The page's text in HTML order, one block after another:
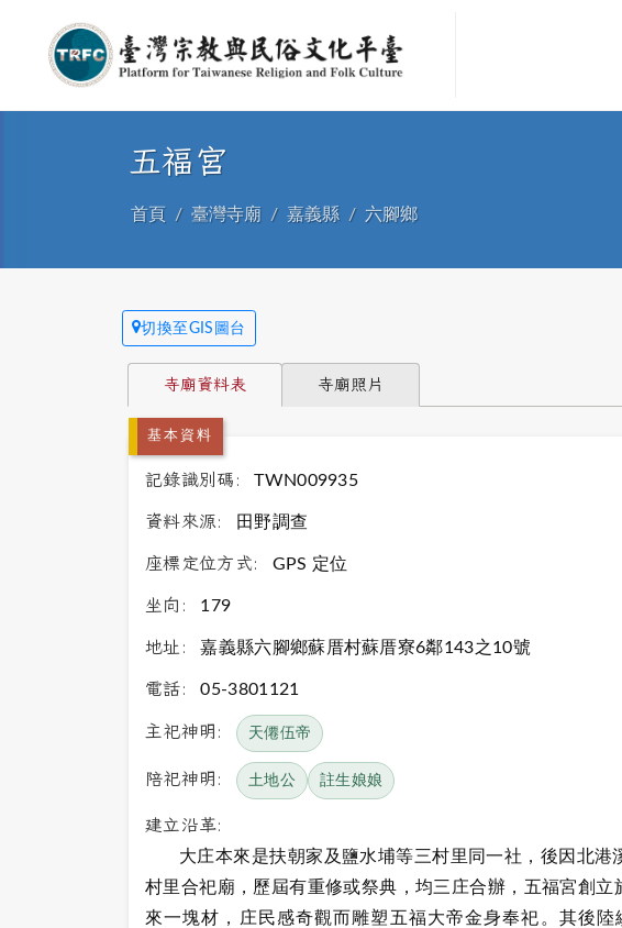
五福宮
首頁 臺灣寺廟 嘉義縣 六腳鄉
切換至GIS圖台
寺廟資料表 寺廟照片
基本資料
記錄識別碼: TWN009935
資料來源: 田野調查
座標定位方式: GPS 定位
坐向: 179
地址: 嘉義縣六腳鄉蘇厝村蘇厝寮6鄰143之10號
電話: 05-3801121
主祀神明: 天僊伍帝
陪祀神明: 土地公 註生娘娘
建立沿革:
大庄本來是扶朝家及鹽水埔等三村里同一社，後因北港
村里合祀廟，歷屆有重修或祭典，均三庄合辦，五福宮創
來一塊材，庄民感奇觀而雕塑五福大帝金身奉祀。其後